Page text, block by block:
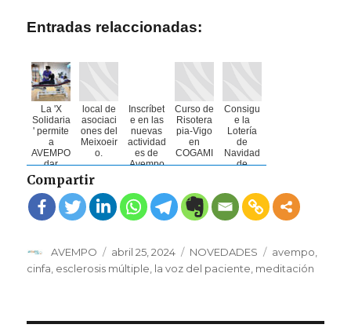
Entradas relaccionadas:
La 'X
Solidaria
' permite
a
AVEMPO
dar
continuid
ad al
servicio
de
Fisiotera
s con
Escl...
local de
asociaci
ones del
Meixoeir
o.
Inscríbet
e en las
nuevas
actividad
es de
Avempo
Auga:
Zumba y
AquaFla
Curso de
Risotera
pia-Vigo
en
COGAMI
Consigu
e la
Lotería
de
Navidad
de
Compartir
Autor
AVEMPO
Publicado
el
abril 25, 2024 Categorías
NOVEDADES Etiquetas
avempo
cinfa esclerosis múltiple la voz del paciente meditación